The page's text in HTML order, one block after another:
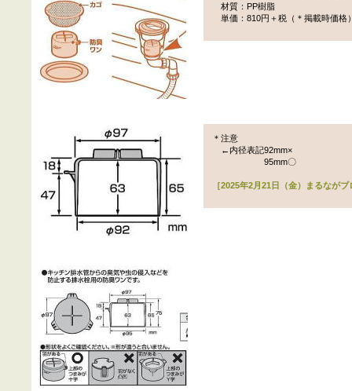
材質：PP樹脂
単価：810円＋税（＊掲載時価格
＊注意
←内径表記92mm×
95mm〇
［2025年2月21日（金）まるなが